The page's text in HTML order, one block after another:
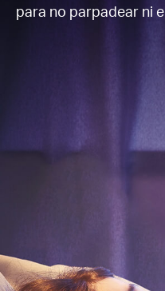
para no parpadear ni